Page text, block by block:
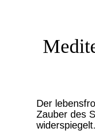
Der
Zauber des
widerspiegelt.